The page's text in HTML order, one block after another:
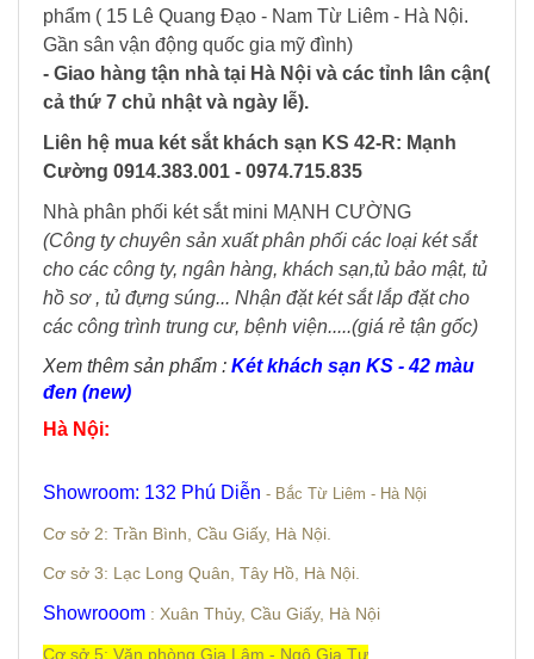
phẩm ( 15 Lê Quang Đạo - Nam Từ Liêm - Hà Nội.
Gần sân vận động quốc gia mỹ đình)
- Giao hàng tận nhà tại Hà Nội và các tỉnh lân cận(
cả thứ 7 chủ nhật và ngày lễ).
Liên hệ mua két sắt khách sạn KS 42-R: Mạnh
Cường 0914.383.001 - 0974.715.835
Nhà phân phối két sắt mini MẠNH CƯỜNG
(Công ty chuyên sản xuất phân phối các loại két sắt
cho các công ty, ngân hàng, khách sạn,tủ bảo mật, tủ
hồ sơ , tủ đựng súng... Nhận đặt két sắt lắp đặt cho
các công trình trung cư, bệnh viện.....(giá rẻ tận gốc)
Xem thêm sản phẩm : Két khách sạn KS - 42 màu
đen (new)
Hà Nội:
Showroom: 132 Phú Diễn - Bắc Từ Liêm - Hà Nội
Cơ sở 2: Trần Bình, Cầu Giấy, Hà Nội.
Cơ sở 3: Lạc Long Quân, Tây Hồ, Hà Nội.
Showrooom : Xuân Thủy, Cầu Giấy, Hà Nội
Cơ sở 5: Văn phòng Gia Lâm - Ngô Gia Tự